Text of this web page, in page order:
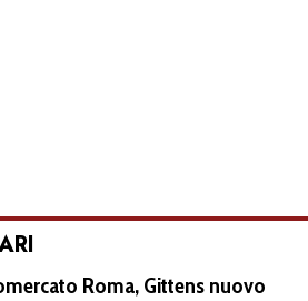
Roma, Gittens nuovo